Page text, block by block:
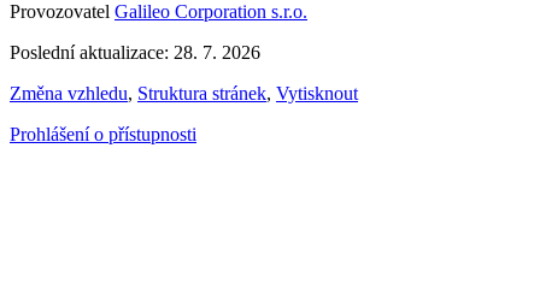
Provozovatel Galileo Corporation s.r.o.
Poslední aktualizace: 28. 7. 2026
Změna vzhledu, Struktura stránek, Vytisknout
Prohlášení o přístupnosti